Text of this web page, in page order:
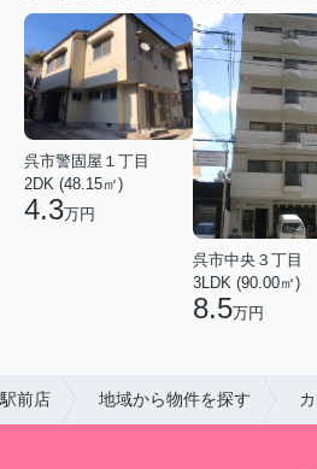
呉市警固屋１丁目
2DK (48.15㎡)
4.3万円
呉市中央３丁目
3LDK (90.00㎡)
8.5万円
前店 地域から物件を探す